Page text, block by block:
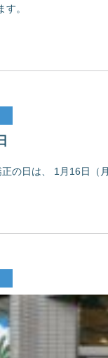
す。
の日は、 1月16日（